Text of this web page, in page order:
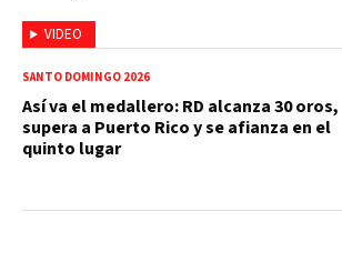
VIDEO
SANTO DOMINGO 2026
Así va el medallero: RD alcanza 30 oros,
supera a Puerto Rico y se afianza en el
quinto lugar